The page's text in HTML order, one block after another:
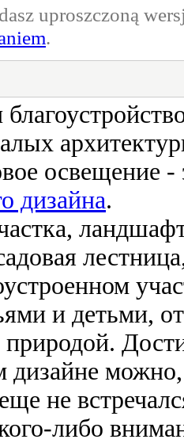
uproszczoną
.
освещение
дизайна.
и детьми,
не
либо